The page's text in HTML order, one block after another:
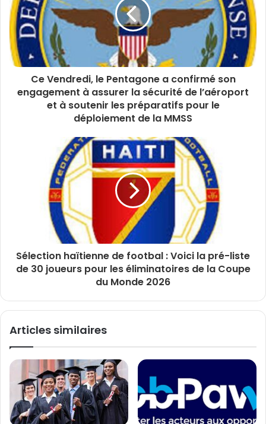
Ce Vendredi, le Pentagone a confirmé son
engagement à assurer la sécurité de l’aéroport
et à soutenir les préparatifs pour le
déploiement de la MMSS
Sélection haïtienne de footbal : Voici la pré-liste
de 30 joueurs pour les éliminatoires de la Coupe
du Monde 2026
Articles similaires